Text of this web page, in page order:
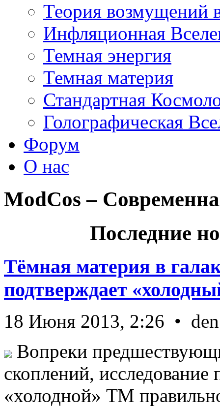
Теория возмущений
Инфляционная
Темная энергия
Темная материя
Стандартная
Голографическая
Форум
О нас
ModCos –
Последние
Тёмная материя в
подтверждает
18 Июня 2013, 2:26 • den
Вопреки
скоплений, исследование
«холодной» ТМ